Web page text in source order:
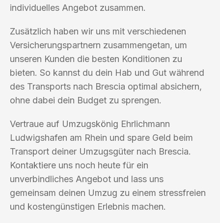
individuelles Angebot zusammen.
Zusätzlich haben wir uns mit verschiedenen
Versicherungspartnern zusammengetan, um
unseren Kunden die besten Konditionen zu
bieten. So kannst du dein Hab und Gut während
des Transports nach Brescia optimal absichern,
ohne dabei dein Budget zu sprengen.
Vertraue auf Umzugskönig Ehrlichmann
Ludwigshafen am Rhein und spare Geld beim
Transport deiner Umzugsgüter nach Brescia.
Kontaktiere uns noch heute für ein
unverbindliches Angebot und lass uns
gemeinsam deinen Umzug zu einem stressfreien
und kostengünstigen Erlebnis machen.